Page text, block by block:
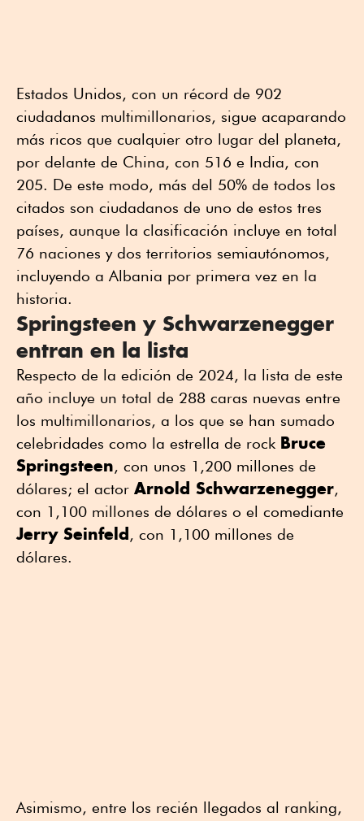
Estados Unidos, con un récord de 902
ciudadanos multimillonarios, sigue acaparando
más ricos que cualquier otro lugar del planeta,
por delante de China, con 516 e India, con
205. De este modo, más del 50% de todos los
citados son ciudadanos de uno de estos tres
países, aunque la clasificación incluye en total
76 naciones y dos territorios semiautónomos,
incluyendo a Albania por primera vez en la
historia.
Springsteen y Schwarzenegger
entran en la lista
Respecto de la edición de 2024, la lista de este
año incluye un total de 288 caras nuevas entre
los multimillonarios, a los que se han sumado
celebridades como la estrella de rock Bruce
Springsteen, con unos 1,200 millones de
dólares; el actor Arnold Schwarzenegger,
con 1,100 millones de dólares o el comediante
Jerry Seinfeld, con 1,100 millones de
dólares.
Asimismo, entre los recién llegados al ranking,